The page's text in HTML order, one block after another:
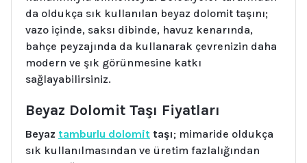
da oldukça sık kullanılan beyaz dolomit taşını;
vazo içinde, saksı dibinde, havuz kenarında,
bahçe peyzajında da kullanarak çevrenizin daha
modern ve şık görünmesine katkı
sağlayabilirsiniz.
Beyaz Dolomit Taşı Fiyatları
Beyaz tamburlu dolomit taşı; mimaride oldukça
sık kullanılmasından ve üretim fazlalığından